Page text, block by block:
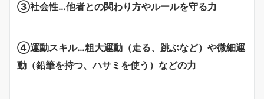
③社会性…他者との関わり方やルールを守る力
④運動スキル…粗大運動（走る、跳ぶなど）や微細運
動（鉛筆を持つ、ハサミを使う）などの力